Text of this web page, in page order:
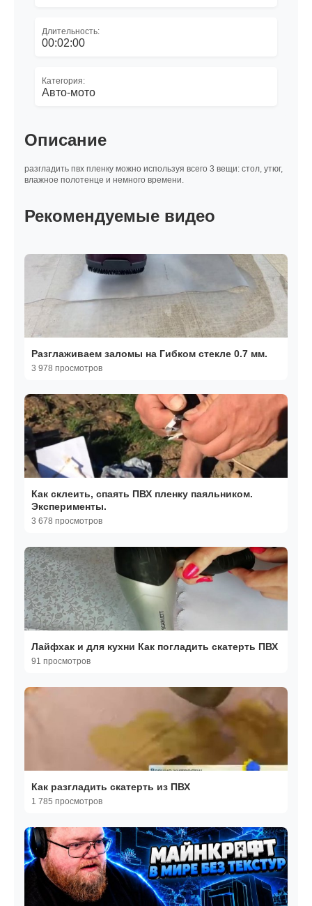
Длительность:
00:02:00
Категория:
Авто-мото
Описание
разгладить пвх пленку можно используя всего 3 вещи: стол, утюг,
влажное полотенце и немного времени.
Рекомендуемые видео
Разглаживаем заломы на Гибком стекле 0.7 мм.
3 978 просмотров
Как склеить, спаять ПВХ пленку паяльником.
Эксперименты.
3 678 просмотров
Лайфхак и для кухни Как погладить скатерть ПВХ
91 просмотров
Как разгладить скатерть из ПВХ
1 785 просмотров